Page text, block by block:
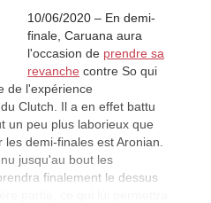
10/06/2020 – En demi-
finale, Caruana aura
l'occasion de prendre sa
revanche contre So qui
de l'expérience
Clutch. Il a en effet battu
un peu plus laborieux que
demi-finales est Aronian.
jusqu'au bout les
finalement le dessus